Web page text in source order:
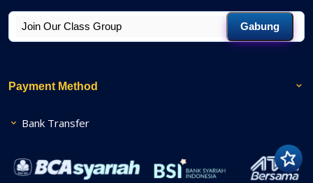
Gabung
Payment Method
Bank Transfer